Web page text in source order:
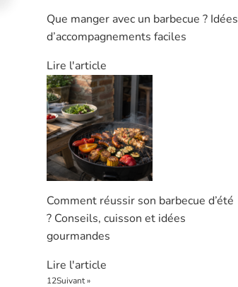
Que manger avec un barbecue ? Idées
d’accompagnements faciles
Lire l'article
Comment réussir son barbecue d’été
? Conseils, cuisson et idées
gourmandes
Lire l'article
12Suivant »